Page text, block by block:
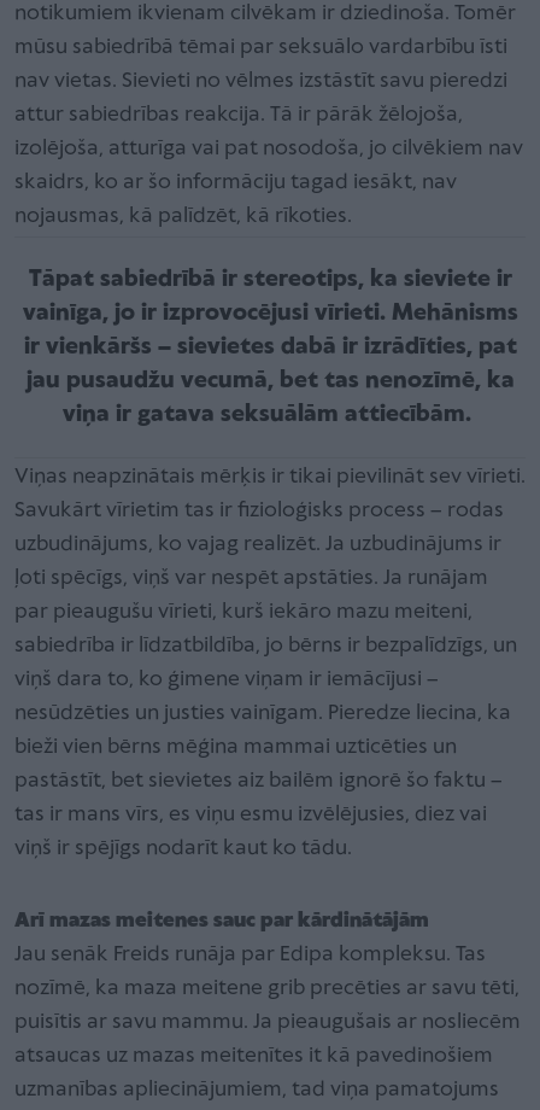
notikumiem ikvienam cilvēkam ir dziedinoša. Tomēr
mūsu sabiedrībā tēmai par seksuālo vardarbību īsti
nav vietas. Sievieti no vēlmes izstāstīt savu pieredzi
attur sabiedrības reakcija. Tā ir pārāk žēlojoša,
izolējoša, atturīga vai pat nosodoša, jo cilvēkiem nav
skaidrs, ko ar šo informāciju tagad iesākt, nav
nojausmas, kā palīdzēt, kā rīkoties.
Tāpat sabiedrībā ir stereotips, ka sieviete ir
vainīga, jo ir izprovocējusi vīrieti. Mehānisms
ir vienkāršs – sievietes dabā ir izrādīties, pat
jau pusaudžu vecumā, bet tas nenozīmē, ka
viņa ir gatava seksuālām attiecībām.
Viņas neapzinātais mērķis ir tikai pievilināt sev vīrieti.
Savukārt vīrietim tas ir fizioloģisks process – rodas
uzbudinājums, ko vajag realizēt. Ja uzbudinājums ir
ļoti spēcīgs, viņš var nespēt apstāties. Ja runājam
par pieaugušu vīrieti, kurš iekāro mazu meiteni,
sabiedrība ir līdzatbildība, jo bērns ir bezpalīdzīgs, un
viņš dara to, ko ģimene viņam ir iemācījusi –
nesūdzēties un justies vainīgam. Pieredze liecina, ka
bieži vien bērns mēģina mammai uzticēties un
pastāstīt, bet sievietes aiz bailēm ignorē šo faktu –
tas ir mans vīrs, es viņu esmu izvēlējusies, diez vai
viņš ir spējīgs nodarīt kaut ko tādu.
Arī mazas meitenes sauc par kārdinātājām
Jau senāk Freids runāja par Edipa kompleksu. Tas
nozīmē, ka maza meitene grib precēties ar savu tēti,
puisītis ar savu mammu. Ja pieaugušais ar nosliecēm
atsaucas uz mazas meitenītes it kā pavedinošiem
uzmanības apliecinājumiem, tad viņa pamatojums